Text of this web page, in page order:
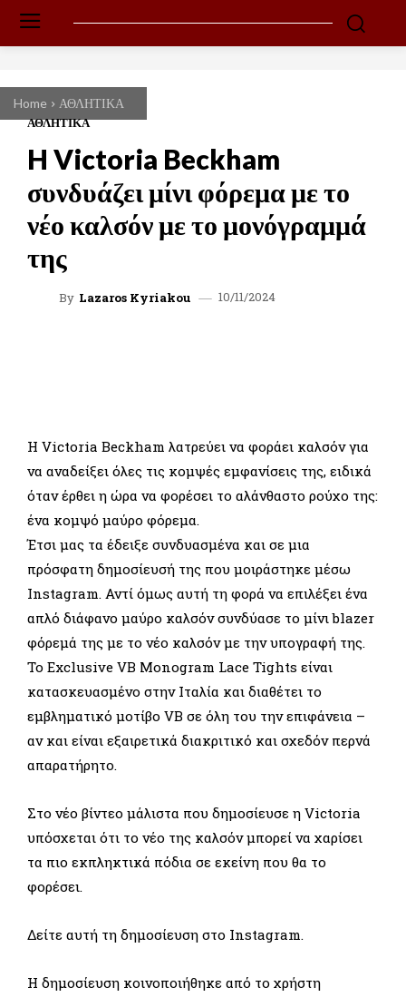
Home ΑΘΛΗΤΙΚΑ
ΑΘΛΗΤΙΚΑ
H Victoria Beckham
συνδυάζει μίνι φόρεμα με το
νέο καλσόν με το μονόγραμμά
της
By Lazaros Kyriakou 10/11/2024
Η Victoria Beckham λατρεύει να φοράει καλσόν για
να αναδείξει όλες τις κομψές εμφανίσεις της, ειδικά
όταν έρθει η ώρα να φορέσει το αλάνθαστο ρούχο της:
ένα κομψό μαύρο φόρεμα.
Έτσι μας τα έδειξε συνδυασμένα και σε μια
πρόσφατη δημοσίευσή της που μοιράστηκε μέσω
Instagram. Αντί όμως αυτή τη φορά να επιλέξει ένα
απλό διάφανο μαύρο καλσόν συνδύασε το μίνι blazer
φόρεμά της με το νέο καλσόν με την υπογραφή της.
Το Exclusive VB Monogram Lace Tights είναι
κατασκευασμένο στην Ιταλία και διαθέτει το
εμβληματικό μοτίβο VB σε όλη του την επιφάνεια –
αν και είναι εξαιρετικά διακριτικό και σχεδόν περνά
απαρατήρητο.
Στο νέο βίντεο μάλιστα που δημοσίευσε η Victoria
υπόσχεται ότι το νέο της καλσόν μπορεί να χαρίσει
τα πιο εκπληκτικά πόδια σε εκείνη που θα το
φορέσει.
Δείτε αυτή τη δημοσίευση στο Instagram.
Η δημοσίευση κοινοποιήθηκε από το χρήστη